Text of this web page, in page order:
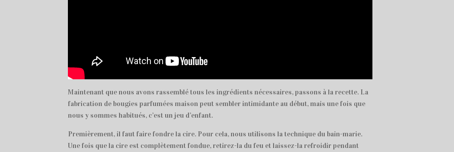
Maintenant que nous avons rassemblé tous les ingrédients nécessaires, passons à la recette. La
fabrication de bougies parfumées maison peut sembler intimidante au début, mais une fois que
nous y sommes habitués, c’est un jeu d’enfant.
Premièrement, il faut faire fondre la cire. Pour cela, nous utilisons la technique du bain-marie.
Une fois que la cire est complètement fondue, retirez-la du feu et laissez-la refroidir pendant